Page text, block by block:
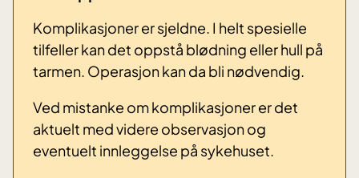
Komplikasjoner er sjeldne. I helt spesielle
tilfeller kan det oppstå blødning eller hull på
tarmen. Operasjon kan da bli nødvendig.
Ved mistanke om komplikasjoner er det
aktuelt med videre observasjon og
eventuelt innleggelse på sykehuset.